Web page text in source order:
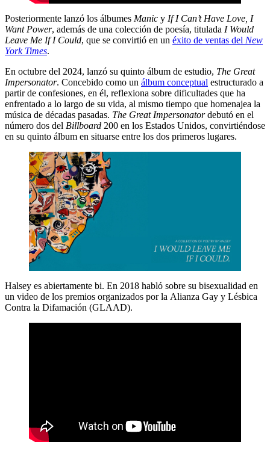
Posteriormente lanzó los álbumes Manic y If I Can’t Have Love, I
Want Power, además de una colección de poesía, titulada I Would
Leave Me If I Could, que se convirtió en un éxito de ventas del New
York Times.
En octubre del 2024, lanzó su quinto álbum de estudio, The Great
Impersonator. Concebido como un álbum conceptual estructurado a
partir de confesiones, en él, reflexiona sobre dificultades que ha
enfrentado a lo largo de su vida, al mismo tiempo que homenajea la
música de décadas pasadas. The Great Impersonatordebutó en el
número dos del Billboard 200 en los Estados Unidos, convirtiéndose
en su quinto álbum en situarse entre los dos primeros lugares.
Halsey es abiertamente bi. En 2018 habló sobre su bisexualidad en
un video de los premios organizados por la Alianza Gay y Lésbica
Contra la Difamación (GLAAD).